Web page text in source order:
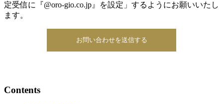
定受信に『@oro-gio.co.jp』を設定」するようにお願いいたし
ます。
Contents